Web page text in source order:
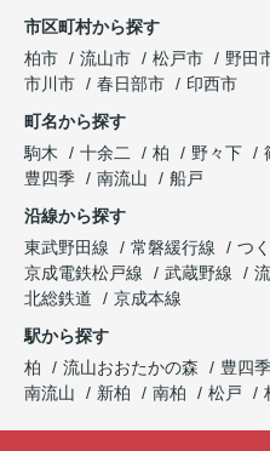
引越し業者のご紹介
ら、どうぞお気軽に
アパートマンション
開催中！ お問い合
ぞ♪
市区町村から探す
柏市
流山市 松戸市 野田
市川市
春日部市
印西市
町名から探す
駒木
十余二 柏 野々下
豊四季
南流山
船戸
沿線から探す
東武野田線
常磐緩行線 つ
京成電鉄松戸線
武蔵野線
北総鉄道
京成本線
駅から探す
柏
流山おおたかの森 豊四季
南流山
新柏 南柏 松戸